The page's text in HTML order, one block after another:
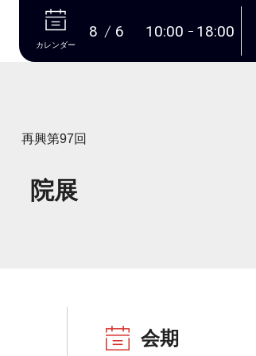
本文へ
カレンダー
8 6 10:00 18:00
再興第97回
院展
会期